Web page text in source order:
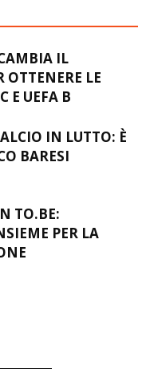
IL
OTTENERE LE
E UEFA B
IN LUTTO: È
BARESI
TO.BE:
PER LA